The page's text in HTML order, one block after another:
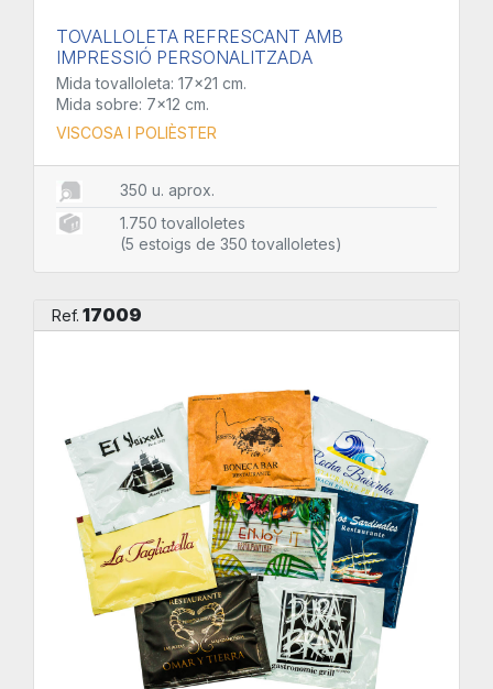
TOVALLOLETA REFRESCANT AMB
IMPRESSIÓ PERSONALITZADA
Mida tovalloleta: 17x21 cm.
Mida sobre: 7x12 cm.
VISCOSA I POLIÈSTER
350 u. aprox.
1.750 tovalloletes
(5 estoigs de 350 tovalloletes)
Ref. 17009